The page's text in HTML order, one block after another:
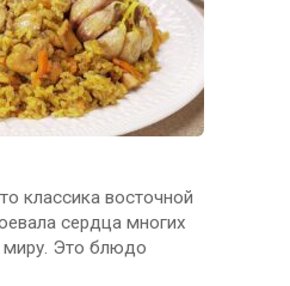
классика восточной
сердца многих
миру. Это блюдо